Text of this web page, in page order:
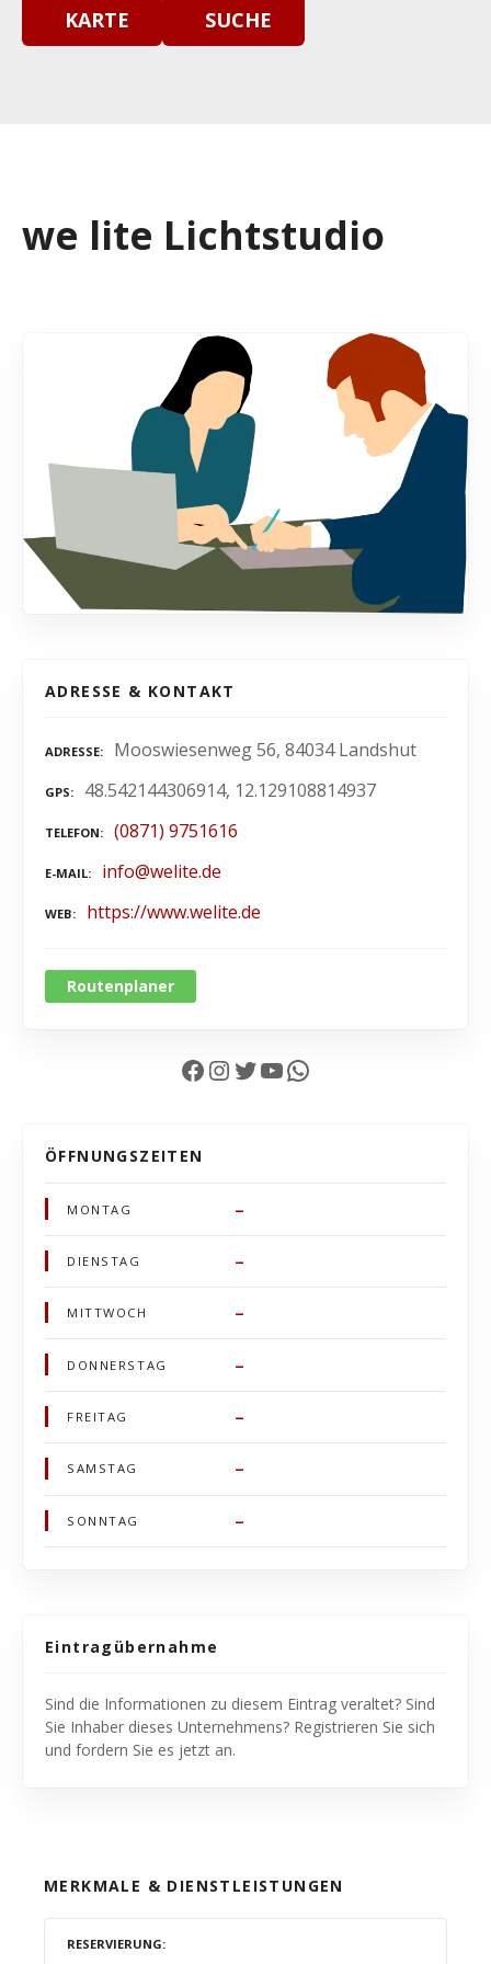
KARTE SUCHE
we lite Lichtstudio
ADRESSE & KONTAKT
ADRESSE Mooswiesenweg 56, 84034 Landshut
GPS 48.542144306914, 12.129108814937
TELEFON (0871) 9751616
E-MAIL info@welite.de
WEB https://www.welite.de
Routenplaner
Facebook InstagramTwitter YouTube WhatsApp
ÖFFNUNGSZEITEN
MONTAG –
DIENSTAG –
MITTWOCH –
DONNERSTAG –
FREITAG –
SAMSTAG –
SONNTAG –
Eintragübernahme
Sind die Informationen zu diesem Eintrag veraltet? Sind
Sie Inhaber dieses Unternehmens? Registrieren Sie sich
und fordern Sie es jetzt an.
MERKMALE & DIENSTLEISTUNGEN
RESERVIERUNG